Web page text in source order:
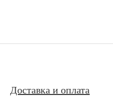
Доставка и оплата